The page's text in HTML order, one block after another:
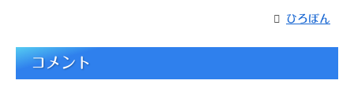
ひろぼん
コメント